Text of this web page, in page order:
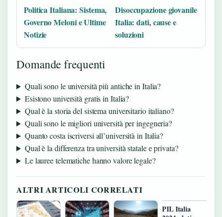
Politica Italiana: Sistema,
Governo Meloni e Ultime
Notizie
Disoccupazione giovanile
Italia: dati, cause e
soluzioni
Domande frequenti
Quali sono le università più antiche in Italia?
Esistono università gratis in Italia?
Qual è la storia del sistema universitario italiano?
Quali sono le migliori università per ingegneria?
Quanto costa iscriversi all’università in Italia?
Qual è la differenza tra università statale e privata?
Le lauree telematiche hanno valore legale?
ALTRI ARTICOLI CORRELATI
PIL Italia